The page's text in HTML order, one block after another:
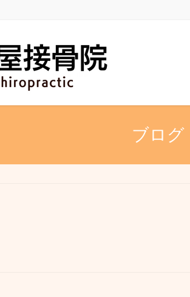
ブログ